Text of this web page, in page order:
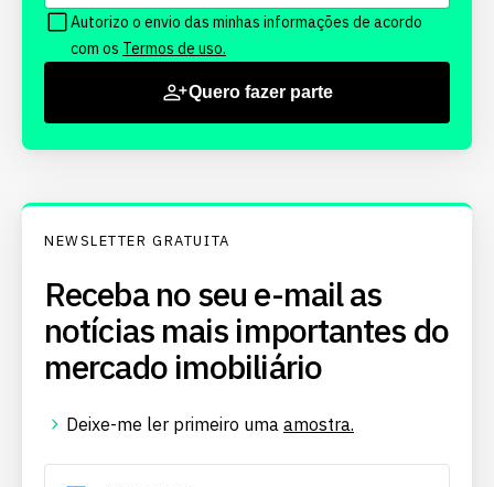
Autorizo o envio das minhas informações de acordo
com os Termos de uso.
Quero fazer parte
NEWSLETTER GRATUITA
Receba no seu e-mail as
notícias mais importantes do
mercado imobiliário
Deixe-me ler primeiro uma amostra.